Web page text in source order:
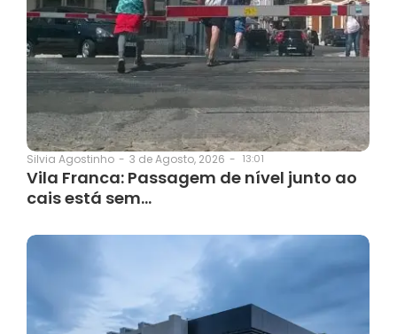
Silvia Agostinho - 3 de Agosto, 2026 - 13:01
Vila Franca: Passagem de nível junto ao
cais está sem…